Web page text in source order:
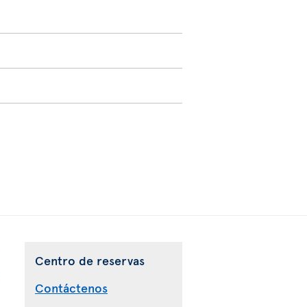
Centro de reservas
Contáctenos